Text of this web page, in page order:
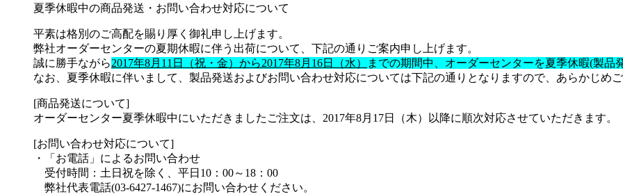
夏季休暇中の商品発送・お問い合わせ対応について
平素は格別のご高配を賜り厚く御礼申し上げます。
弊社オーダーセンターの夏期休暇に伴う出荷について、下記の通りご案内申し上げます。
誠に勝手ながら2017年8月11日（祝・金）から2017年8月16日（水）
までの期間中、オーダーセンターを夏季休暇(製品
なお、夏季休暇に伴いまして、製品発送およびお問い合わせ対応については下記の通りとなりますので、あらかじめご
[商品発送について]
オーダーセンター夏季休暇中にいただきましたご注文は、2017年8月17日（木）以降に順次対応させていただきます。
[お問い合わせ対応について]
・「お電話」によるお問い合わせ
受付時間：土日祝を除く、平日10：00～18：00
弊社代表電話(03-6427-1467)にお問い合わせください。